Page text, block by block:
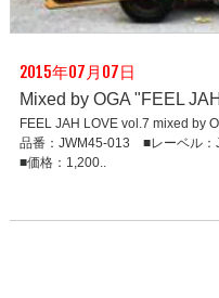
2015年07月07日
Mixed by OGA "FEEL
FEEL JAH LOVE vol.7 mixed by
品番：JWM45-013 ■レーベル
■価格：1,200..